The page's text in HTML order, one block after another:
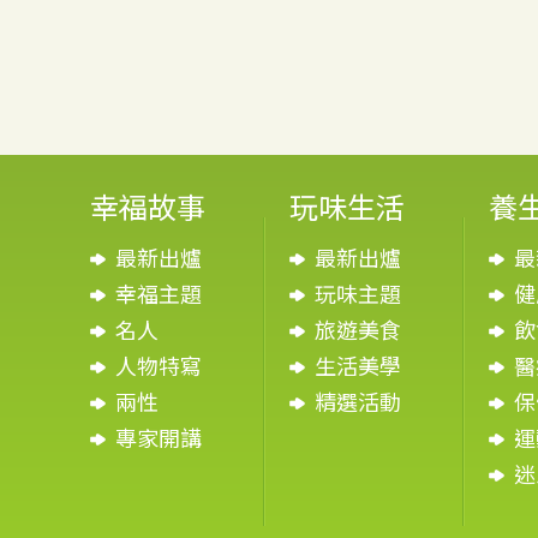
幸福故事
最新出爐
幸福主題
名人
人物特寫
兩性
專家開講
玩味生活
最新出爐
玩味主題
旅遊美食
生活美學
精選活動
養